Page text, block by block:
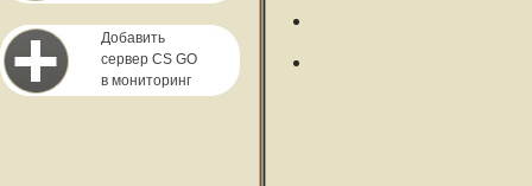
Добавить
сервер CS GO
в мониторинг